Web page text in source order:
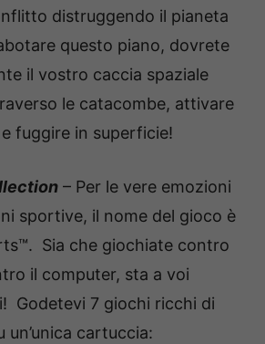
distruggendo il pianeta
questo piano, dovrete
il vostro caccia spaziale
le catacombe, attivare
fuggire in superficie!
– Per le vere emozioni
sportive, il nome del gioco è
Sia che giochiate contro
il computer, sta a voi
Godetevi 7 giochi ricchi di
cartuccia: